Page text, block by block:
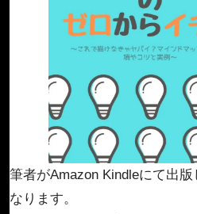
筆者がAmazon Kindleにて出
なります。